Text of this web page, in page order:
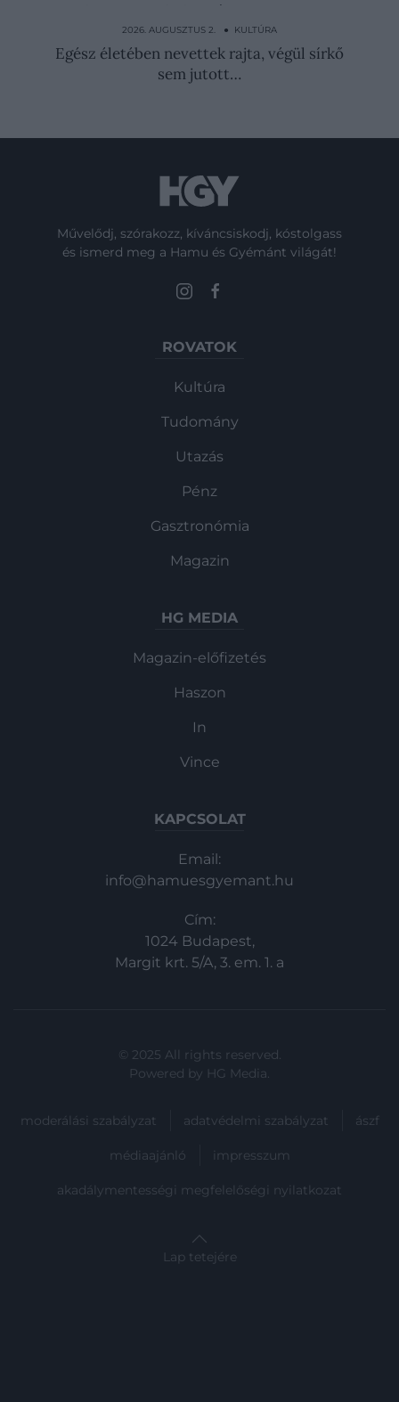
Gyűlölt szeretőből királyné: Kamilla 30
éves útja
2026. AUGUSZTUS 2. ● KULTÚRA
Egész életében nevettek rajta, végül sírkő
sem jutott…
Művelődj, szórakozz, kíváncsiskodj, kóstolgass
és ismerd meg a Hamu és Gyémánt világát!
ROVATOK
Kultúra
Tudomány
Utazás
Pénz
Gasztronómia
Magazin
HG MEDIA
Magazin-előfizetés
Haszon
In
Vince
KAPCSOLAT
Email:
info@hamuesgyemant.hu
Cím:
1024 Budapest,
Margit krt. 5/A, 3. em. 1. a
© 2025 All rights reserved.
Powered by HG Media.
moderálási szabályzat adatvédelmi szabályzat ászf
médiaajánló impresszum
akadálymentességi megfelelőségi nyilatkozat
Lap tetejére